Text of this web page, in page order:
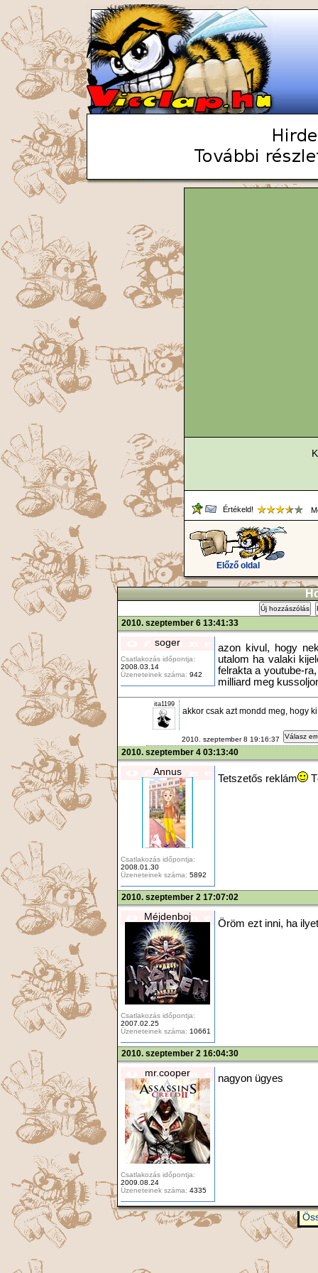
Értékeld!
Előző oldal
Új hozzászólás
2010. szeptember 6 13:41:33
soger
Csatlakozás időpontja:
2008.03.14
Üzeneteinek száma: 942
azon kivul, hogy
utalom ha valaki
felrakta a youtube-
milliard meg
ita1199
akkor csak azt mondd meg, hogy
2010. szeptember 8 19:16:37 Válasz
2010. szeptember 4 03:13:40
Annus
Csatlakozás időpontja:
2008.01.30
Üzeneteinek száma: 5892
Tetszetős reklám
2010. szeptember 2 17:07:02
Méjdenboj
Csatlakozás időpontja:
2007.02.25
Üzeneteinek száma: 10661
Öröm ezt inni, ha
2010. szeptember 2 16:04:30
mr.cooper
Csatlakozás időpontja:
2009.08.24
Üzeneteinek száma: 4335
nagyon ügyes